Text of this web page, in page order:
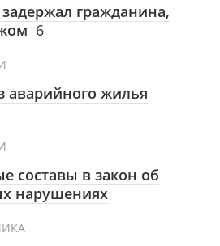
гражданина,
6
аварийного жилья
составы в закон об
нарушениях